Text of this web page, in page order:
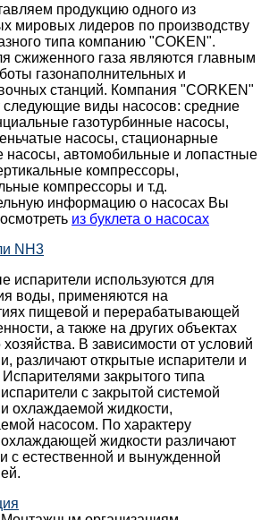
продукцию одного из
мировых лидеров по производству
типа компанию "COKEN".
сжиженного газа являются главным
газонаполнительных и
станций. Компания "CORKEN"
следующие виды насосов: cредние
газотурбинные насосы,
насосы, стационарные
насосы, автомобильные и лопaстные
компрессоры,
компрессоры и т.д.
информацию о насосах Вы
из буклета о насосах
NH3
испарители используются для
воды, применяются на
пищевой и перерабатывающей
а также на других объектах
хозяйства. В зависимости от условий
различают открытые испарители и
закрытого типа
с закрытой системой
охлаждаемой жидкости,
насосом. По характеру
жидкости различают
с естественной и вынужденной